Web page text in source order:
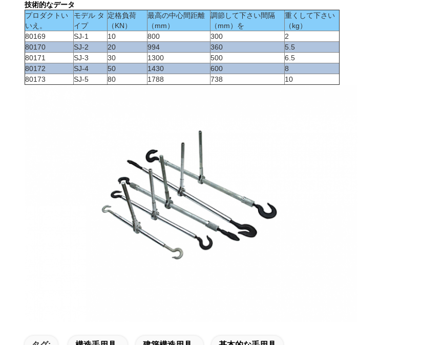
技術的なデータ
プロダクトい
いえ。
モデル タ
イプ
定格負荷
（KN）
最高の中心間距離
（mm）
調節して下さい間隔
（mm）を
重くして下さい
（kg）
80169
SJ-1 10 800 300
2
80170
SJ-2 20 994 360
5.5
80171
SJ-3 30 1300 500
6.5
80172
SJ-4 50 1430 600
8
80173
SJ-5 80 1788 738 10